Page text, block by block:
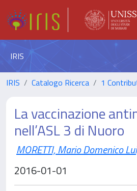
IRIS
IRIS Catalogo Ricerca 1
La vaccinazione
nell’ASL 3 di Nuoro
MORETTI, Mario Domenico
2016-01-01